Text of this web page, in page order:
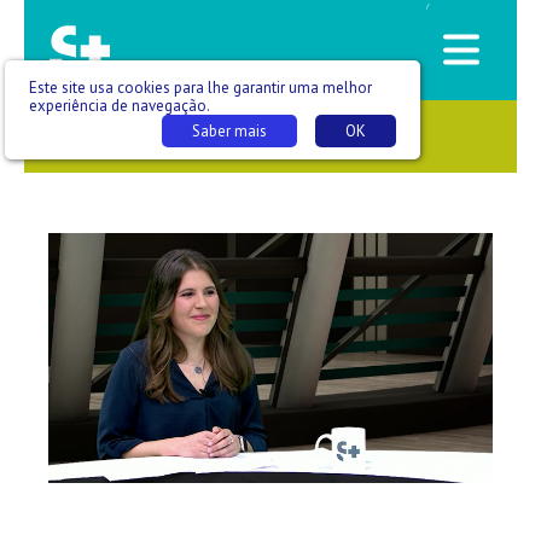
/
SAÚDE QUE SE VÊ
Este site usa cookies para lhe garantir uma melhor
experiência de navegação.
OK
Saber mais